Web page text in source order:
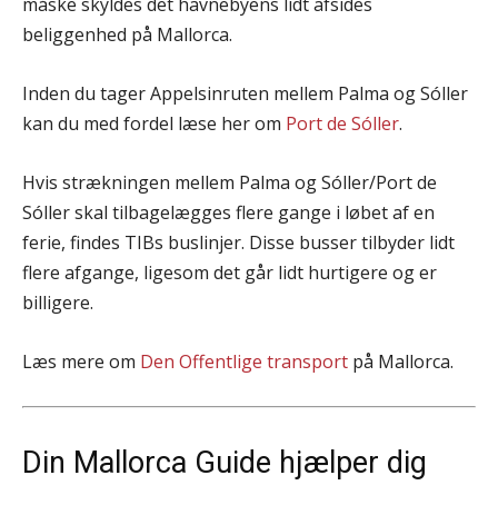
beliggenhed på Mallorca.
Inden du tager Appelsinruten mellem Palma og Sóller
kan du med fordel læse her om Port de Sóller.
Hvis strækningen mellem Palma og Sóller/Port de
Sóller skal tilbagelægges flere gange i løbet af en
ferie, findes TIBs buslinjer. Disse busser tilbyder lidt
flere afgange, ligesom det går lidt hurtigere og er
billigere.
Læs mere om Den Offentlige transport på Mallorca.
Din Mallorca Guide hjælper dig